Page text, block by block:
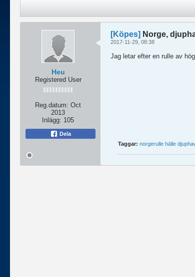
Heu
Registered User
Reg.datum: Oct
2013
Inlägg: 105
Dela
[Köpes] Norge,
2017-11-29, 08:38
Jag letar efter en rulle av
Taggar: norgerulle hälle